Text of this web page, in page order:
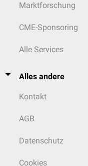
Marktforschung
CME-Sponsoring
Alle Services
Alles andere
Kontakt
AGB
Datenschutz
Cookies